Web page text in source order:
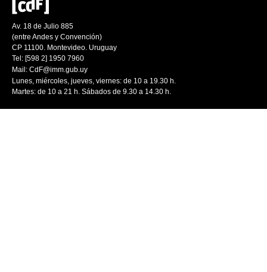
Av. 18 de Julio 885
(entre Andes y Convención)
CP 11100. Montevideo. Uruguay
Tel: [598 2] 1950 7960
Mail: CdF@imm.gub.uy
Lunes, miércoles, jueves, viernes: de 10 a 19.30 h.
Martes: de 10 a 21 h. Sábados de 9.30 a 14.30 h.